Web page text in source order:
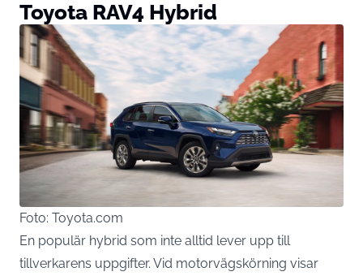
Toyota RAV4 Hybrid
Foto: Toyota.com
En populär hybrid som inte alltid lever upp till
tillverkarens uppgifter. Vid motorvägskörning visar